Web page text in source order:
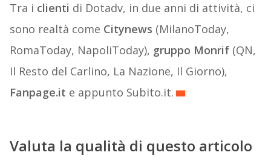
Tra i clienti di Dotadv, in due anni di attività, ci
sono realtà come Citynews (MilanoToday,
RomaToday, NapoliToday), gruppo Monrif (QN,
Il Resto del Carlino, La Nazione, Il Giorno),
Fanpage.it e appunto Subito.it.
Valuta la qualità di questo articolo